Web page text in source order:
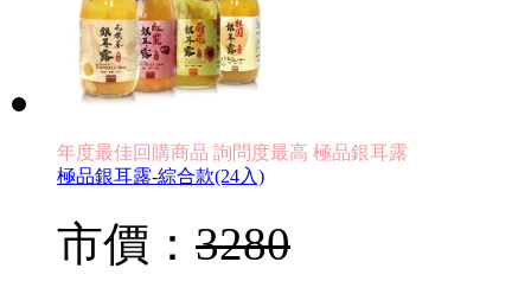
年度最佳回購商品 詢問度最高 極品銀耳露
極品銀耳露-綜合款(24入)
市價： 3280